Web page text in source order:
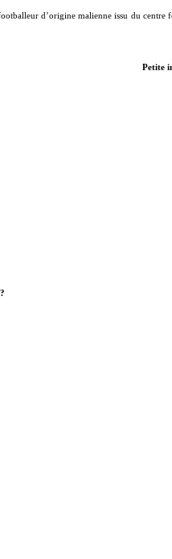
d’origine malienne issu du centre
Petite